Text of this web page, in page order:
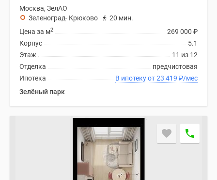
Москва, ЗелАО
Зеленоград- Крюково
20 мин.
269 000 ₽
Цена за м2
5.1
Корпус
11 из 12
Этаж
предчистовая
Отделка
В ипотеку от 23 419 ₽/мес
Ипотека
Зелёный парк